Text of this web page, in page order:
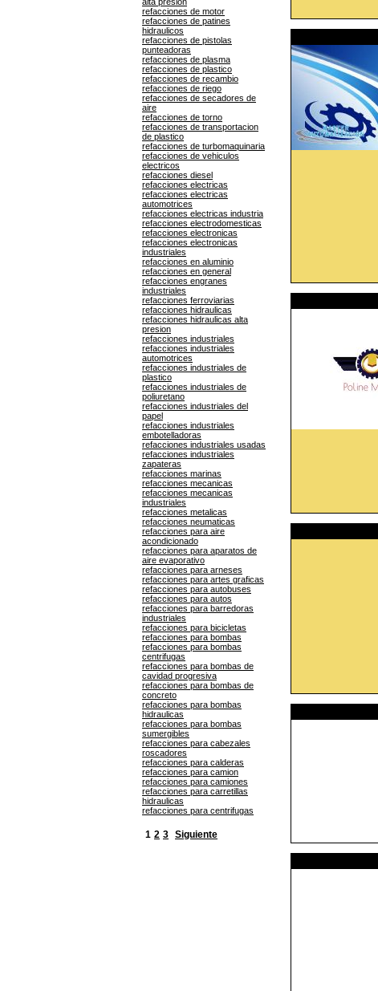
refacciones de motor
refacciones de patines
hidraulicos
refacciones de pistolas
punteadoras
refacciones de plasma
refacciones de plastico
refacciones de recambio
refacciones de riego
refacciones de secadores de
aire
refacciones de torno
refacciones de transportacion
de plastico
refacciones de turbomaquinaria
refacciones de vehiculos
electricos
refacciones diesel
refacciones electricas
refacciones electricas
automotrices
refacciones electricas industria
refacciones electrodomesticas
refacciones electronicas
refacciones electronicas
industriales
refacciones en aluminio
refacciones en general
refacciones engranes
industriales
refacciones ferroviarias
refacciones hidraulicas
refacciones hidraulicas alta
presion
refacciones industriales
refacciones industriales
automotrices
refacciones industriales de
plastico
refacciones industriales de
poliuretano
refacciones industriales del
papel
refacciones industriales
embotelladoras
refacciones industriales usadas
refacciones industriales
zapateras
refacciones marinas
refacciones mecanicas
refacciones mecanicas
industriales
refacciones metalicas
refacciones neumaticas
refacciones para aire
acondicionado
refacciones para aparatos de
aire evaporativo
refacciones para arneses
refacciones para artes graficas
refacciones para autobuses
refacciones para autos
refacciones para barredoras
industriales
refacciones para bicicletas
refacciones para bombas
refacciones para bombas
centrifugas
refacciones para bombas de
cavidad progresiva
refacciones para bombas de
concreto
refacciones para bombas
hidraulicas
refacciones para bombas
sumergibles
refacciones para cabezales
roscadores
refacciones para calderas
refacciones para camion
refacciones para camiones
refacciones para carretillas
hidraulicas
refacciones para centrifugas
1 2 3 Siguiente